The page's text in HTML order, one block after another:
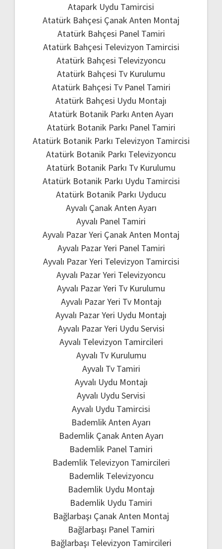
Atapark Uydu Tamircisi
Atatürk Bahçesi Çanak Anten Montaj
Atatürk Bahçesi Panel Tamiri
Atatürk Bahçesi Televizyon Tamircisi
Atatürk Bahçesi Televizyoncu
Atatürk Bahçesi Tv Kurulumu
Atatürk Bahçesi Tv Panel Tamiri
Atatürk Bahçesi Uydu Montajı
Atatürk Botanik Parkı Anten Ayarı
Atatürk Botanik Parkı Panel Tamiri
Atatürk Botanik Parkı Televizyon Tamircisi
Atatürk Botanik Parkı Televizyoncu
Atatürk Botanik Parkı Tv Kurulumu
Atatürk Botanik Parkı Uydu Tamircisi
Atatürk Botanik Parkı Uyducu
Ayvalı Çanak Anten Ayarı
Ayvalı Panel Tamiri
Ayvalı Pazar Yeri Çanak Anten Montaj
Ayvalı Pazar Yeri Panel Tamiri
Ayvalı Pazar Yeri Televizyon Tamircisi
Ayvalı Pazar Yeri Televizyoncu
Ayvalı Pazar Yeri Tv Kurulumu
Ayvalı Pazar Yeri Tv Montajı
Ayvalı Pazar Yeri Uydu Montajı
Ayvalı Pazar Yeri Uydu Servisi
Ayvalı Televizyon Tamircileri
Ayvalı Tv Kurulumu
Ayvalı Tv Tamiri
Ayvalı Uydu Montajı
Ayvalı Uydu Servisi
Ayvalı Uydu Tamircisi
Bademlik Anten Ayarı
Bademlik Çanak Anten Ayarı
Bademlik Panel Tamiri
Bademlik Televizyon Tamircileri
Bademlik Televizyoncu
Bademlik Uydu Montajı
Bademlik Uydu Tamiri
Bağlarbaşı Çanak Anten Montaj
Bağlarbaşı Panel Tamiri
Bağlarbaşı Televizyon Tamircileri